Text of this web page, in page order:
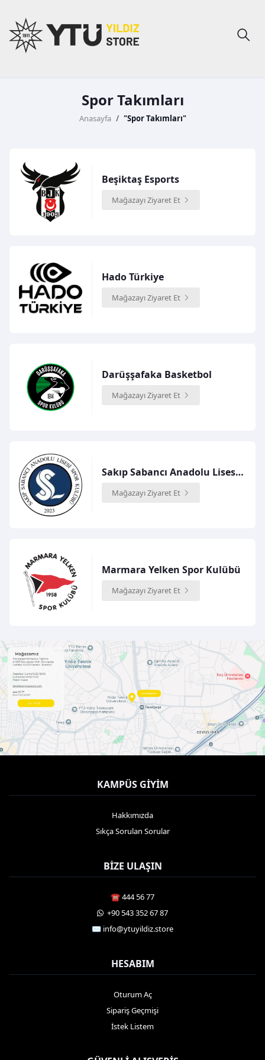
Spor Takımları
Anasayfa "Spor Takımları"
Beşiktaş Esports
Mağazayı Ziyaret Et
Hado Türkiye
Mağazayı Ziyaret Et
Darüşşafaka Basketbol
Mağazayı Ziyaret Et
Sakıp Sabancı Anadolu Lisesi Spor Kulübü
Mağazayı Ziyaret Et
Marmara Yelken Spor Kulübü
Mağazayı Ziyaret Et
KAMPÜS GIYIM
Hakkımızda
Sıkça Sorulan Sorular
BIZE ULAŞIN
☎️ 444 56 77
️ +90 543 352 67 87
✉️ info@ytuyildiz.store
HESABIM
Oturum Aç
Sipariş Geçmişi
İstek Listem